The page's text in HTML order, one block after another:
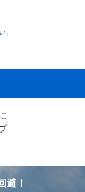
。
避！